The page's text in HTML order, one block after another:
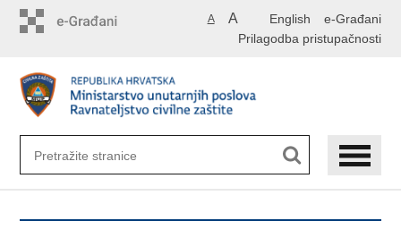
English e-Građani
A A
Prilagodba pristupačnosti